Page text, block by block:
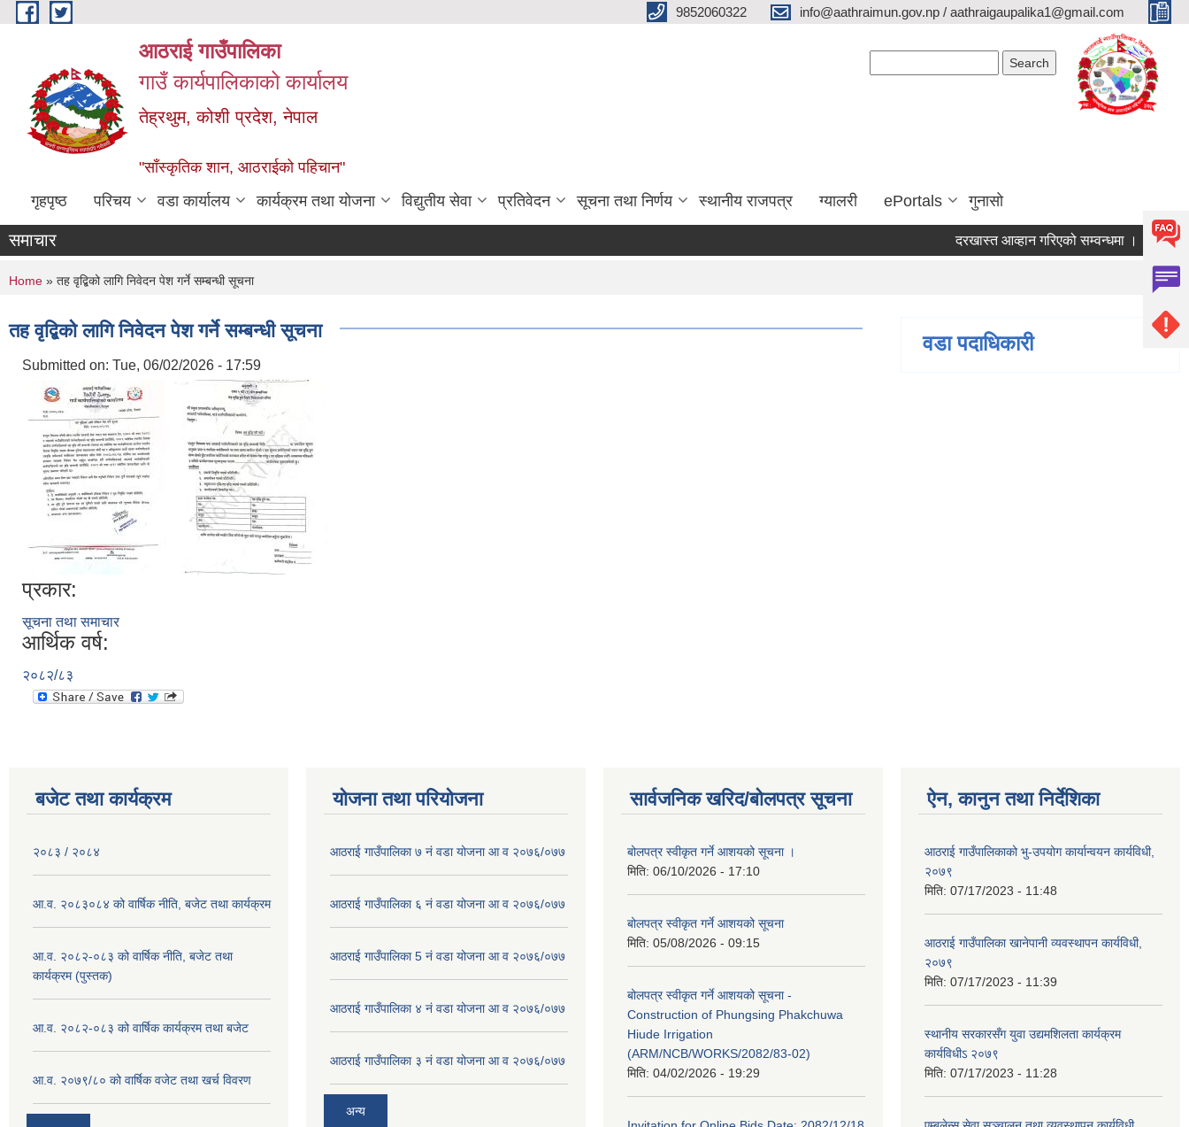
Skip to main content 9852060322 info@aathraimun.gov.np / aathraigaupalika1@gmail.com
आठराई गाउँपालिका
गाउँ कार्यपालिकाको कार्यालय
तेह्रथुम, कोशी प्रदेश, नेपाल
"साँस्कृतिक शान, आठराईको पहिचान"
गृहपृष्ठ परिचय वडा कार्यालय कार्यक्रम तथा योजना विद्युतीय सेवा प्रतिवेदन सूचना तथा निर्णय स्थानीय राजपत्र ग्यालरी ePortals गुनासो
समाचार दरखास्त आव्हान गरिएको सम्वन्धमा । प्रेश
You are here
Home » तह वृद्बिको लागि निवेदन पेश गर्ने सम्बन्धी सूचना
तह वृद्बिको लागि निवेदन पेश गर्ने सम्बन्धी सूचना
Submitted on: Tue, 06/02/2026 - 17:59
प्रकार:
सूचना तथा समाचार
आर्थिक वर्ष:
२०८२/८३
वडा पदाधिकारी
बजेट तथा कार्यक्रम
२०८३ / २०८४
आ.व. २०८३०८४ को वार्षिक नीति, बजेट तथा कार्यक्रम
आ.व. २०८२-०८३ को वार्षिक नीति, बजेट तथा
कार्यक्रम (पुस्तक)
आ.व. २०८२-०८३ को वार्षिक कार्यक्रम तथा बजेट
आ.व. २०७९/८० को वार्षिक वजेट तथा खर्च विवरण
योजना तथा परियोजना
आठराई गाउँपालिका ७ नं वडा योजना आ व २०७६/०७७
आठराई गाउँपालिका ६ नं वडा योजना आ व २०७६/०७७
आठराई गाउँपालिका 5 नं वडा योजना आ व २०७६/०७७
आठराई गाउँपालिका ४ नं वडा योजना आ व २०७६/०७७
आठराई गाउँपालिका ३ नं वडा योजना आ व २०७६/०७७
अन्य
सार्वजनिक खरिद/बोलपत्र सूचना
बोलपत्र स्वीकृत गर्ने आशयको सूचना ।
मिति: 06/10/2026 - 17:10
बोलपत्र स्वीकृत गर्ने आशयको सूचना
मिति: 05/08/2026 - 09:15
बोलपत्र स्वीकृत गर्ने आशयको सूचना -
Construction of Phungsing Phakchuwa
Hiude Irrigation
(ARM/NCB/WORKS/2082/83-02)
मिति: 04/02/2026 - 19:29
ऐन, कानुन तथा निर्देशिका
आठराई गाउँपालिकाको भु-उपयोग कार्यान्वयन कार्यविधी,
२०७९
मिति: 07/17/2023 - 11:48
आठराई गाउँपालिका खानेपानी व्यवस्थापन कार्यविधी,
२०७९
मिति: 07/17/2023 - 11:39
स्थानीय सरकारसँग युवा उद्यमशिलता कार्यक्रम
कार्यविधीऽ २०७९
मिति: 07/17/2023 - 11:28